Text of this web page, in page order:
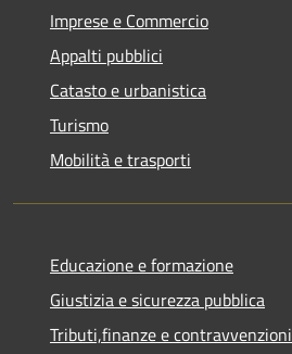
Imprese e Commercio
Appalti pubblici
Catasto e urbanistica
Turismo
Mobilità e trasporti
Educazione e formazione
Giustizia e sicurezza pubblica
Tributi,finanze e contravvenzioni